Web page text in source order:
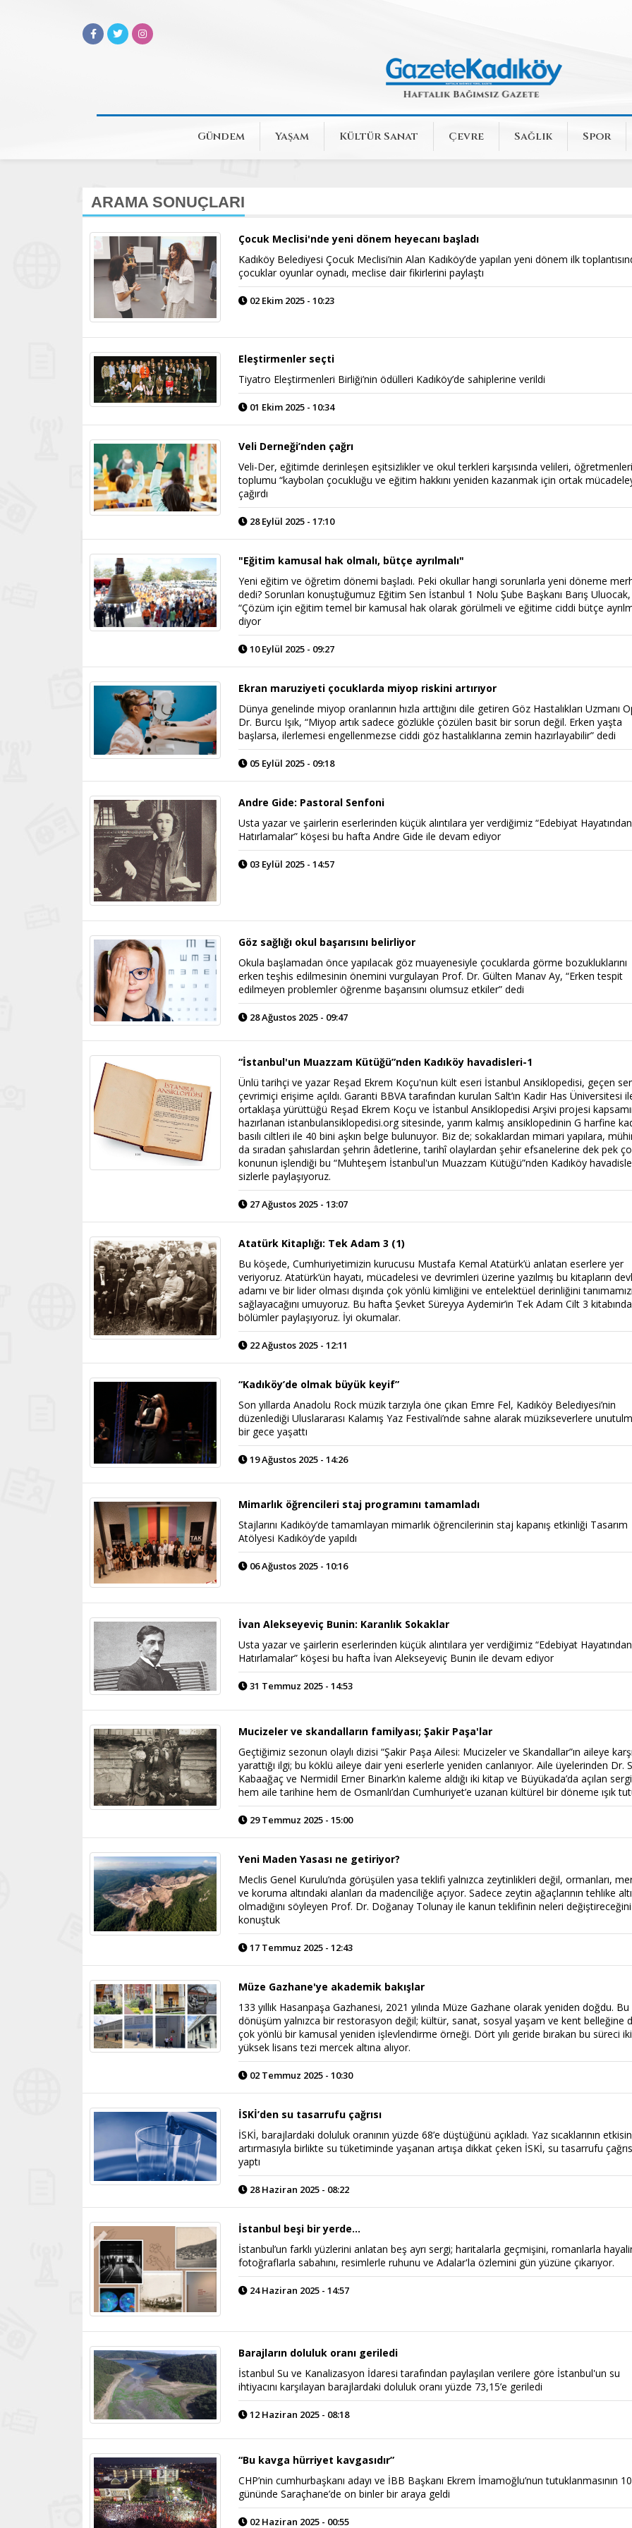
Gündem Yaşam Kültür Sanat Çevre Sağlık Spor
ARAMA SONUÇLARI
Çocuk Meclisi'nde yeni dönem heyecanı başladı
Kadıköy Belediyesi Çocuk Meclisi’nin Alan Kadıköy’de yapılan yeni dönem ilk
çocuklar oyunlar oynadı, meclise dair fikirlerini paylaştı
02 Ekim 2025 - 10:23
Eleştirmenler seçti
Tiyatro Eleştirmenleri Birliği’nin ödülleri Kadıköy’de sahiplerine verildi
01 Ekim 2025 - 10:34
Veli Derneği’nden çağrı
Veli-Der, eğitimde derinleşen eşitsizlikler ve okul terkleri karşısında velileri,
toplumu “kaybolan çocukluğu ve eğitim hakkını yeniden kazanmak için ortak
çağırdı
28 Eylül 2025 - 17:10
"Eğitim kamusal hak olmalı, bütçe ayrılmalı"
Yeni eğitim ve öğretim dönemi başladı. Peki okullar hangi sorunlarla yeni döneme
dedi? Sorunları konuştuğumuz Eğitim Sen İstanbul 1 Nolu Şube Başkanı Barış Uluocak,
“Çözüm için eğitim temel bir kamusal hak olarak görülmeli ve eğitime ciddi bütçe
diyor
10 Eylül 2025 - 09:27
Ekran maruziyeti çocuklarda miyop riskini artırıyor
Dünya genelinde miyop oranlarının hızla arttığını dile getiren Göz Hastalıkları Uzmanı
Dr. Burcu Işık, “Miyop artık sadece gözlükle çözülen basit bir sorun değil. Erken yaşta
başlarsa, ilerlemesi engellenmezse ciddi göz hastalıklarına zemin hazırlayabilir” dedi
05 Eylül 2025 - 09:18
Andre Gide: Pastoral Senfoni
Usta yazar ve şairlerin eserlerinden küçük alıntılara yer verdiğimiz “Edebiyat Hayatından
Hatırlamalar” köşesi bu hafta Andre Gide ile devam ediyor
03 Eylül 2025 - 14:57
Göz sağlığı okul başarısını belirliyor
Okula başlamadan önce yapılacak göz muayenesiyle çocuklarda görme bozukluklarını
erken teşhis edilmesinin önemini vurgulayan Prof. Dr. Gülten Manav Ay, “Erken tespit
edilmeyen problemler öğrenme başarısını olumsuz etkiler” dedi
28 Ağustos 2025 - 09:47
“İstanbul'un Muazzam Kütüğü”nden Kadıköy havadisleri-1
Ünlü tarihçi ve yazar Reşad Ekrem Koçu'nun kült eseri İstanbul Ansiklopedisi, geçen
çevrimiçi erişime açıldı. Garanti BBVA tarafından kurulan Salt’ın Kadir Has Üniversitesi
ortaklaşa yürüttüğü Reşad Ekrem Koçu ve İstanbul Ansiklopedisi Arşivi projesi
hazırlanan istanbulansiklopedisi.org sitesinde, yarım kalmış ansiklopedinin G harfine
basılı ciltleri ile 40 bini aşkın belge bulunuyor. Biz de; sokaklardan mimari yapılara,
da sıradan şahıslardan şehrin âdetlerine, tarihî olaylardan şehir efsanelerine dek pek
konunun işlendiği bu “Muhteşem İstanbul'un Muazzam Kütüğü”nden Kadıköy
sizlerle paylaşıyoruz.
27 Ağustos 2025 - 13:07
Atatürk Kitaplığı: Tek Adam 3 (1)
Bu köşede, Cumhuriyetimizin kurucusu Mustafa Kemal Atatürk’ü anlatan eserlere yer
veriyoruz. Atatürk’ün hayatı, mücadelesi ve devrimleri üzerine yazılmış bu kitapların
adamı ve bir lider olması dışında çok yönlü kimliğini ve entelektüel derinliğini tanımamızı
sağlayacağını umuyoruz. Bu hafta Şevket Süreyya Aydemir’in Tek Adam Cilt 3
bölümler paylaşıyoruz. İyi okumalar.
22 Ağustos 2025 - 12:11
“Kadıköy’de olmak büyük keyif”
Son yıllarda Anadolu Rock müzik tarzıyla öne çıkan Emre Fel, Kadıköy Belediyesi’nin
düzenlediği Uluslararası Kalamış Yaz Festivali’nde sahne alarak müzikseverlere
bir gece yaşattı
19 Ağustos 2025 - 14:26
Mimarlık öğrencileri staj programını tamamladı
Stajlarını Kadıköy’de tamamlayan mimarlık öğrencilerinin staj kapanış etkinliği Tasarım
Atölyesi Kadıköy’de yapıldı
06 Ağustos 2025 - 10:16
İvan Alekseyeviç Bunin: Karanlık Sokaklar
Usta yazar ve şairlerin eserlerinden küçük alıntılara yer verdiğimiz “Edebiyat Hayatından
Hatırlamalar” köşesi bu hafta İvan Alekseyeviç Bunin ile devam ediyor
31 Temmuz 2025 - 14:53
Mucizeler ve skandalların familyası; Şakir Paşa'lar
Geçtiğimiz sezonun olaylı dizisi “Şakir Paşa Ailesi: Mucizeler ve Skandallar”ın aileye karşı
yarattığı ilgi; bu köklü aileye dair yeni eserlerle yeniden canlanıyor. Aile üyelerinden Dr.
Kabaağaç ve Nermidil Erner Binark’ın kaleme aldığı iki kitap ve Büyükada’da açılan
hem aile tarihine hem de Osmanlı’dan Cumhuriyet’e uzanan kültürel bir döneme ışık
29 Temmuz 2025 - 15:00
Yeni Maden Yasası ne getiriyor?
Meclis Genel Kurulu’nda görüşülen yasa teklifi yalnızca zeytinlikleri değil, ormanları,
ve koruma altındaki alanları da madenciliğe açıyor. Sadece zeytin ağaçlarının tehlike
olmadığını söyleyen Prof. Dr. Doğanay Tolunay ile kanun teklifinin neleri değiştireceğini
konuştuk
17 Temmuz 2025 - 12:43
Müze Gazhane'ye akademik bakışlar
133 yıllık Hasanpaşa Gazhanesi, 2021 yılında Müze Gazhane olarak yeniden doğdu. Bu
dönüşüm yalnızca bir restorasyon değil; kültür, sanat, sosyal yaşam ve kent belleğine
çok yönlü bir kamusal yeniden işlevlendirme örneği. Dört yılı geride bırakan bu süreci iki
yüksek lisans tezi mercek altına alıyor.
02 Temmuz 2025 - 10:30
İSKİ’den su tasarrufu çağrısı
İSKİ, barajlardaki doluluk oranının yüzde 68’e düştüğünü açıkladı. Yaz sıcaklarının
artırmasıyla birlikte su tüketiminde yaşanan artışa dikkat çeken İSKİ, su tasarrufu
yaptı
28 Haziran 2025 - 08:22
İstanbul beşi bir yerde...
İstanbul’un farklı yüzlerini anlatan beş ayrı sergi; haritalarla geçmişini, romanlarla
fotoğraflarla sabahını, resimlerle ruhunu ve Adalar'la özlemini gün yüzüne çıkarıyor.
24 Haziran 2025 - 14:57
Barajların doluluk oranı geriledi
İstanbul Su ve Kanalizasyon İdaresi tarafından paylaşılan verilere göre İstanbul'un su
ihtiyacını karşılayan barajlardaki doluluk oranı yüzde 73,15’e geriledi
12 Haziran 2025 - 08:18
“Bu kavga hürriyet kavgasıdır”
CHP’nin cumhurbaşkanı adayı ve İBB Başkanı Ekrem İmamoğlu’nun tutuklanmasının
gününde Saraçhane’de on binler bir araya geldi
02 Haziran 2025 - 00:55
Haftanın Sinevizyonu Haftanın Pusulası